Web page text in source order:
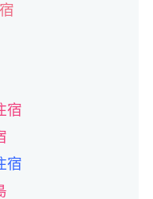
宿
宿